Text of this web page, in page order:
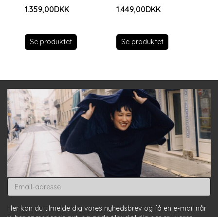
1.359,00DKK
Se produktet
1.449,00DKK
Se produktet
Email-
adresse
Her kan du tilmelde dig vores nyhedsbrev og få en e-mail når